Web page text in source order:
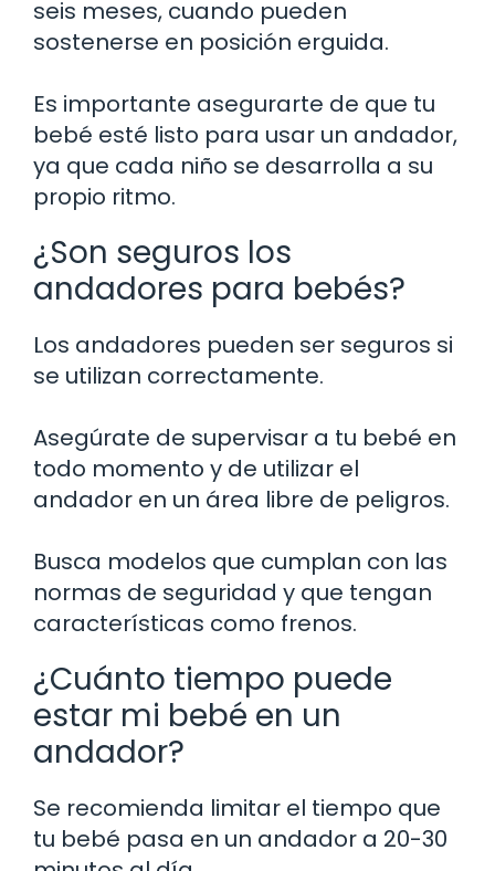
seis meses, cuando pueden
sostenerse en posición erguida.
Es importante asegurarte de que tu
bebé esté listo para usar un andador,
ya que cada niño se desarrolla a su
propio ritmo.
¿Son seguros los
andadores para bebés?
Los andadores pueden ser seguros si
se utilizan correctamente.
Asegúrate de supervisar a tu bebé en
todo momento y de utilizar el
andador en un área libre de peligros.
Busca modelos que cumplan con las
normas de seguridad y que tengan
características como frenos.
¿Cuánto tiempo puede
estar mi bebé en un
andador?
Se recomienda limitar el tiempo que
tu bebé pasa en un andador a 20-30